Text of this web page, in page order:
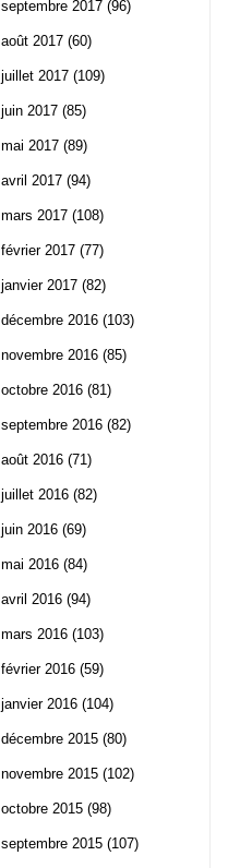
septembre 2017 (96)
août 2017 (60)
juillet 2017 (109)
juin 2017 (85)
mai 2017 (89)
avril 2017 (94)
mars 2017 (108)
février 2017 (77)
janvier 2017 (82)
décembre 2016 (103)
novembre 2016 (85)
octobre 2016 (81)
septembre 2016 (82)
août 2016 (71)
juillet 2016 (82)
juin 2016 (69)
mai 2016 (84)
avril 2016 (94)
mars 2016 (103)
février 2016 (59)
janvier 2016 (104)
décembre 2015 (80)
novembre 2015 (102)
octobre 2015 (98)
septembre 2015 (107)